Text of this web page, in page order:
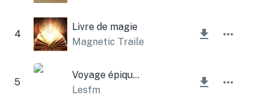
4
Livre de magie
Magnetic Trailer
5
Voyage épique sur les routes celtiques
Lesfm